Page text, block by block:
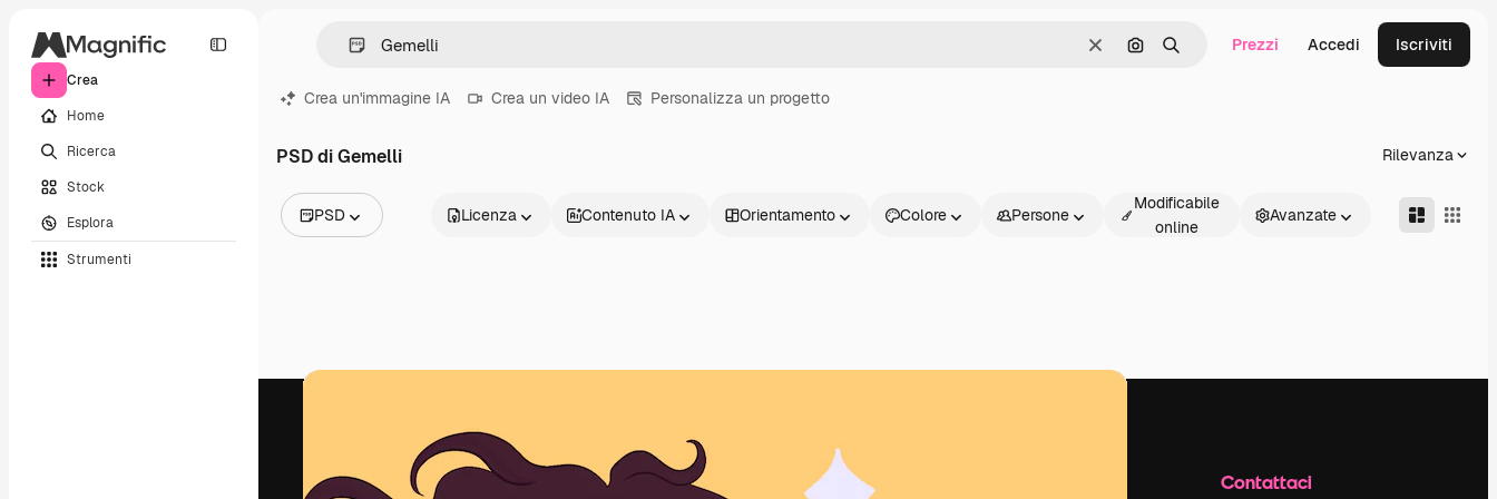
Crea
Home
Ricerca
Stock
Esplora
Strumenti
CancellaCerca per immagine
Ricerca Prezzi Accedi Iscriviti
Crea un'immagine IA Crea un video IA Personalizza un progetto
PSD di Gemelli Rilevanza
PSD
Video
Modelli 3D
Font
Licenza Contenuto IA Orientamento Colore Persone
Modificabile
online
Avanzate
Prodotti Inizia Contattaci